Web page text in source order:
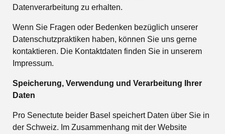
Datenverarbeitung zu erhalten.
Wenn Sie Fragen oder Bedenken bezüglich unserer
Datenschutzpraktiken haben, können Sie uns gerne
kontaktieren. Die Kontaktdaten finden Sie in unserem
Impressum.
Speicherung, Verwendung und Verarbeitung Ihrer
Daten
Pro Senectute beider Basel speichert Daten über Sie in
der Schweiz. Im Zusammenhang mit der Website